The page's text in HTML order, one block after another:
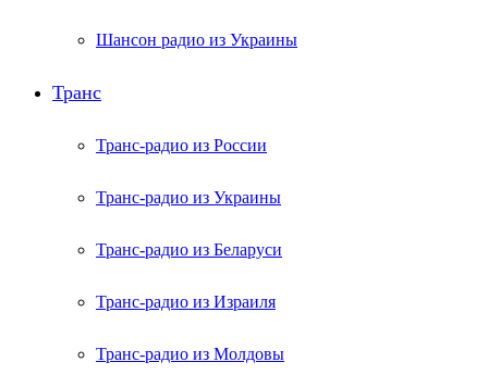
Шансон радио из Украины
Транс
Транс-радио из России
Транс-радио из Украины
Транс-радио из Беларуси
Транс-радио из Израиля
Транс-радио из Молдовы